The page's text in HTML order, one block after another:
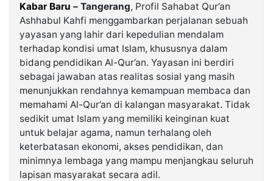
Kabarbaru.co
2026
Kabarbaru
Holding
Kabar Baru – Tangerang, Profil Sahabat Qur’an
Ashhabul Kahfi menggambarkan perjalanan sebuah
yayasan yang lahir dari kepedulian mendalam
terhadap kondisi umat Islam, khususnya dalam
bidang pendidikan Al-Qur’an. Yayasan ini berdiri
sebagai jawaban atas realitas sosial yang masih
menunjukkan rendahnya kemampuan membaca dan
memahami Al-Qur’an di kalangan masyarakat. Tidak
sedikit umat Islam yang memiliki keinginan kuat
untuk belajar agama, namun terhalang oleh
keterbatasan ekonomi, akses pendidikan, dan
minimnya lembaga yang mampu menjangkau seluruh
lapisan masyarakat secara adil.